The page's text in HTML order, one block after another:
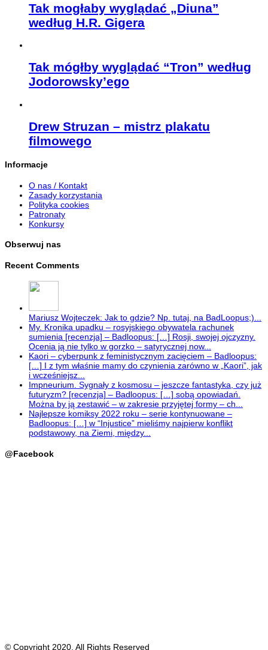
Tak mogłaby wyglądać „Diuna”
według H.R. Gigera
Tak mógłby wyglądać “Tron” według
Jodorowsky’ego
Drew Struzan – mistrz plakatu
filmowego
Informacje
O nas / Kontakt
Zasady korzystania
Polityka cookies
Patronaty
Konkursy
Obserwuj nas
Recent Comments
Mariusz Wojteczek: Jak to gdzie? Np. tutaj, na BadLoopus;)...
My. Kronika upadku – rosyjskiego obywatela rachunek
sumienia [recenzja] – Badloopus: […] Rosji, swojej ojczyzny.
Ocenia ją nie tylko w gorzko – satyrycznej now...
Kaori – cyberpunk z feministycznym zacięciem – Badloopus:
[…] I z tym właśnie mamy do czynienia zarówno w „Kaori”, jak
i wcześniejsz...
Impneurium. Sygnały z kosmosu – jeszcze fantastyka, czy już
futuryzm? [recenzja] – Badloopus: […] sobą opowiadań.
Można by ją zestawić – w zakresie przyjętej formy – ch...
Najlepsze komiksy 2022 roku – serie kontynuowane –
Badloopus: […] w “Injustice” mieliśmy najpierw konflikt
podstawowy, na Ziemi, między...
@Facebook
© Copyright 2020, All Rights Reserved